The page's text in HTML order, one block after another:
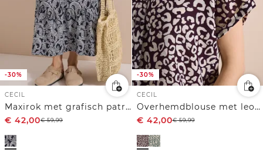
-30%
CECIL
Maxirok met grafisch patroon
€ 42,00€59,99
-30%
CECIL
Overhemdblouse met leoprint in linnenmix
€ 42,00€59,99